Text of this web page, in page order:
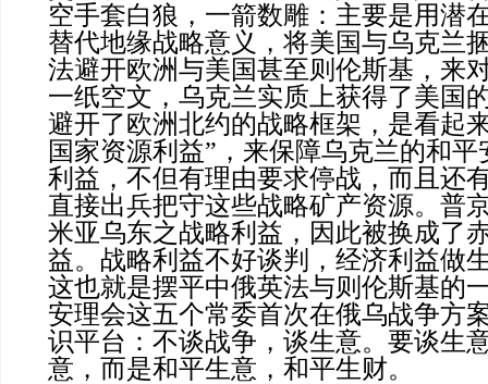
空手套白狼，一箭数雕：主要是用潜
替代地缘战略意义，将美国与乌克兰
法避开欧洲与美国甚至则伦斯基，来
一纸空文，乌克兰实质上获得了美国
避开了欧洲北约的战略框架，是看起
国家资源利益”，来保障乌克兰的和
利益，不但有理由要求停战，而且还
直接出兵把守这些战略矿产资源。普
米亚乌东之战略利益，因此被换成了
益。战略利益不好谈判，经济利益做
这也就是摆平中俄英法与则伦斯基的
安理会这五个常委首次在俄乌战争方
识平台：不谈战争，谈生意。要谈生
意，而是和平生意，和平生财。